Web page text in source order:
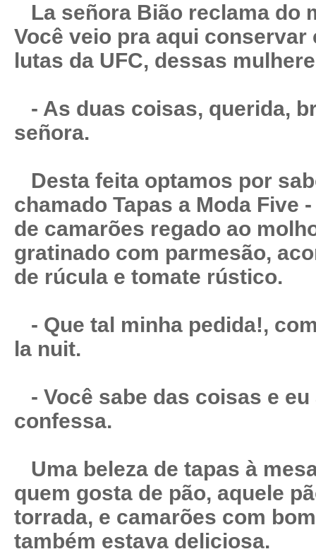
La señora Bião reclama do
Você veio pra aqui
lutas da UFC, dessas
- As duas coisas, querida,
señora.
Desta feita optamos por
chamado Tapas a Moda Five
de camarões regado ao
gratinado com parmesão,
de rúcula e tomate rústico.
- Que tal minha pedida!,
la nuit.
- Você sabe das coisas e
confessa.
Uma beleza de tapas à
quem gosta de pão, aquele
torrada, e camarões com
também estava deliciosa.